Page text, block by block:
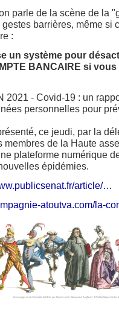
parle de la scène de la
barrières, même si
:
un système pour
BANCAIRE si
2021 - Covid-19 : un
personnelles pour
ce jeudi, par la
membres de la Haute
plateforme numérique
épidémies.
article/…
atoutva.com/la-